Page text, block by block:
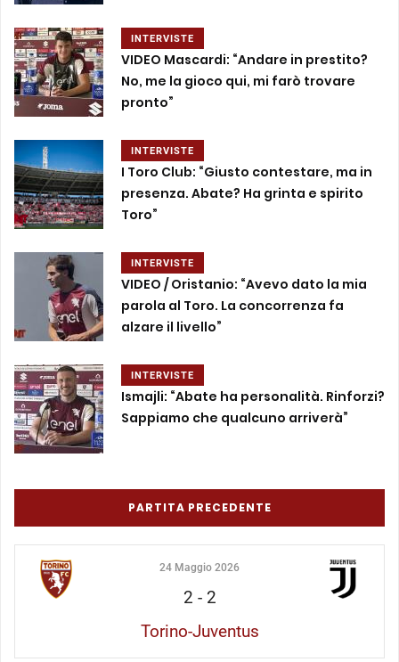
INTERVISTE
VIDEO Mascardi: “Andare in prestito?
No, me la gioco qui, mi farò trovare
pronto”
INTERVISTE
I Toro Club: “Giusto contestare, ma in
presenza. Abate? Ha grinta e spirito
Toro”
INTERVISTE
VIDEO / Oristanio: “Avevo dato la mia
parola al Toro. La concorrenza fa
alzare il livello”
INTERVISTE
Ismajli: “Abate ha personalità. Rinforzi?
Sappiamo che qualcuno arriverà”
PARTITA PRECEDENTE
24 Maggio 2026
2 - 2
Torino-Juventus